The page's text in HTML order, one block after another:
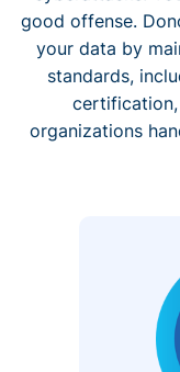
good offense.
your data by
standards,
certification,
organizations